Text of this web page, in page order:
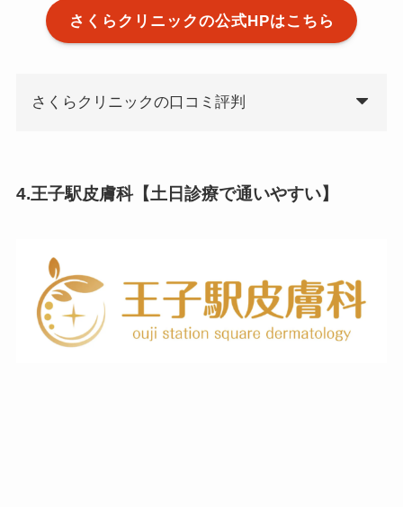
さくらクリニックの公式HPはこちら
さくらクリニックの口コミ評判
4.王子駅皮膚科【土日診療で通いやすい】